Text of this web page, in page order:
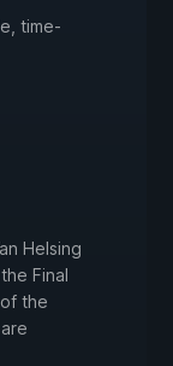
time-
Helsing
Final
the